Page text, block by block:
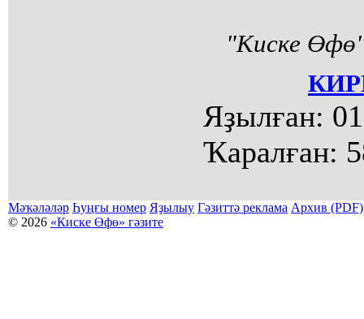
"Киске
Яҙылған:
Ҡаралған:
Мәҡәләләр Һуңғы номер Яҙылыу Гәзиттә реклама Архив (PDF)
© 2026 «Киске Өфө» гәзите